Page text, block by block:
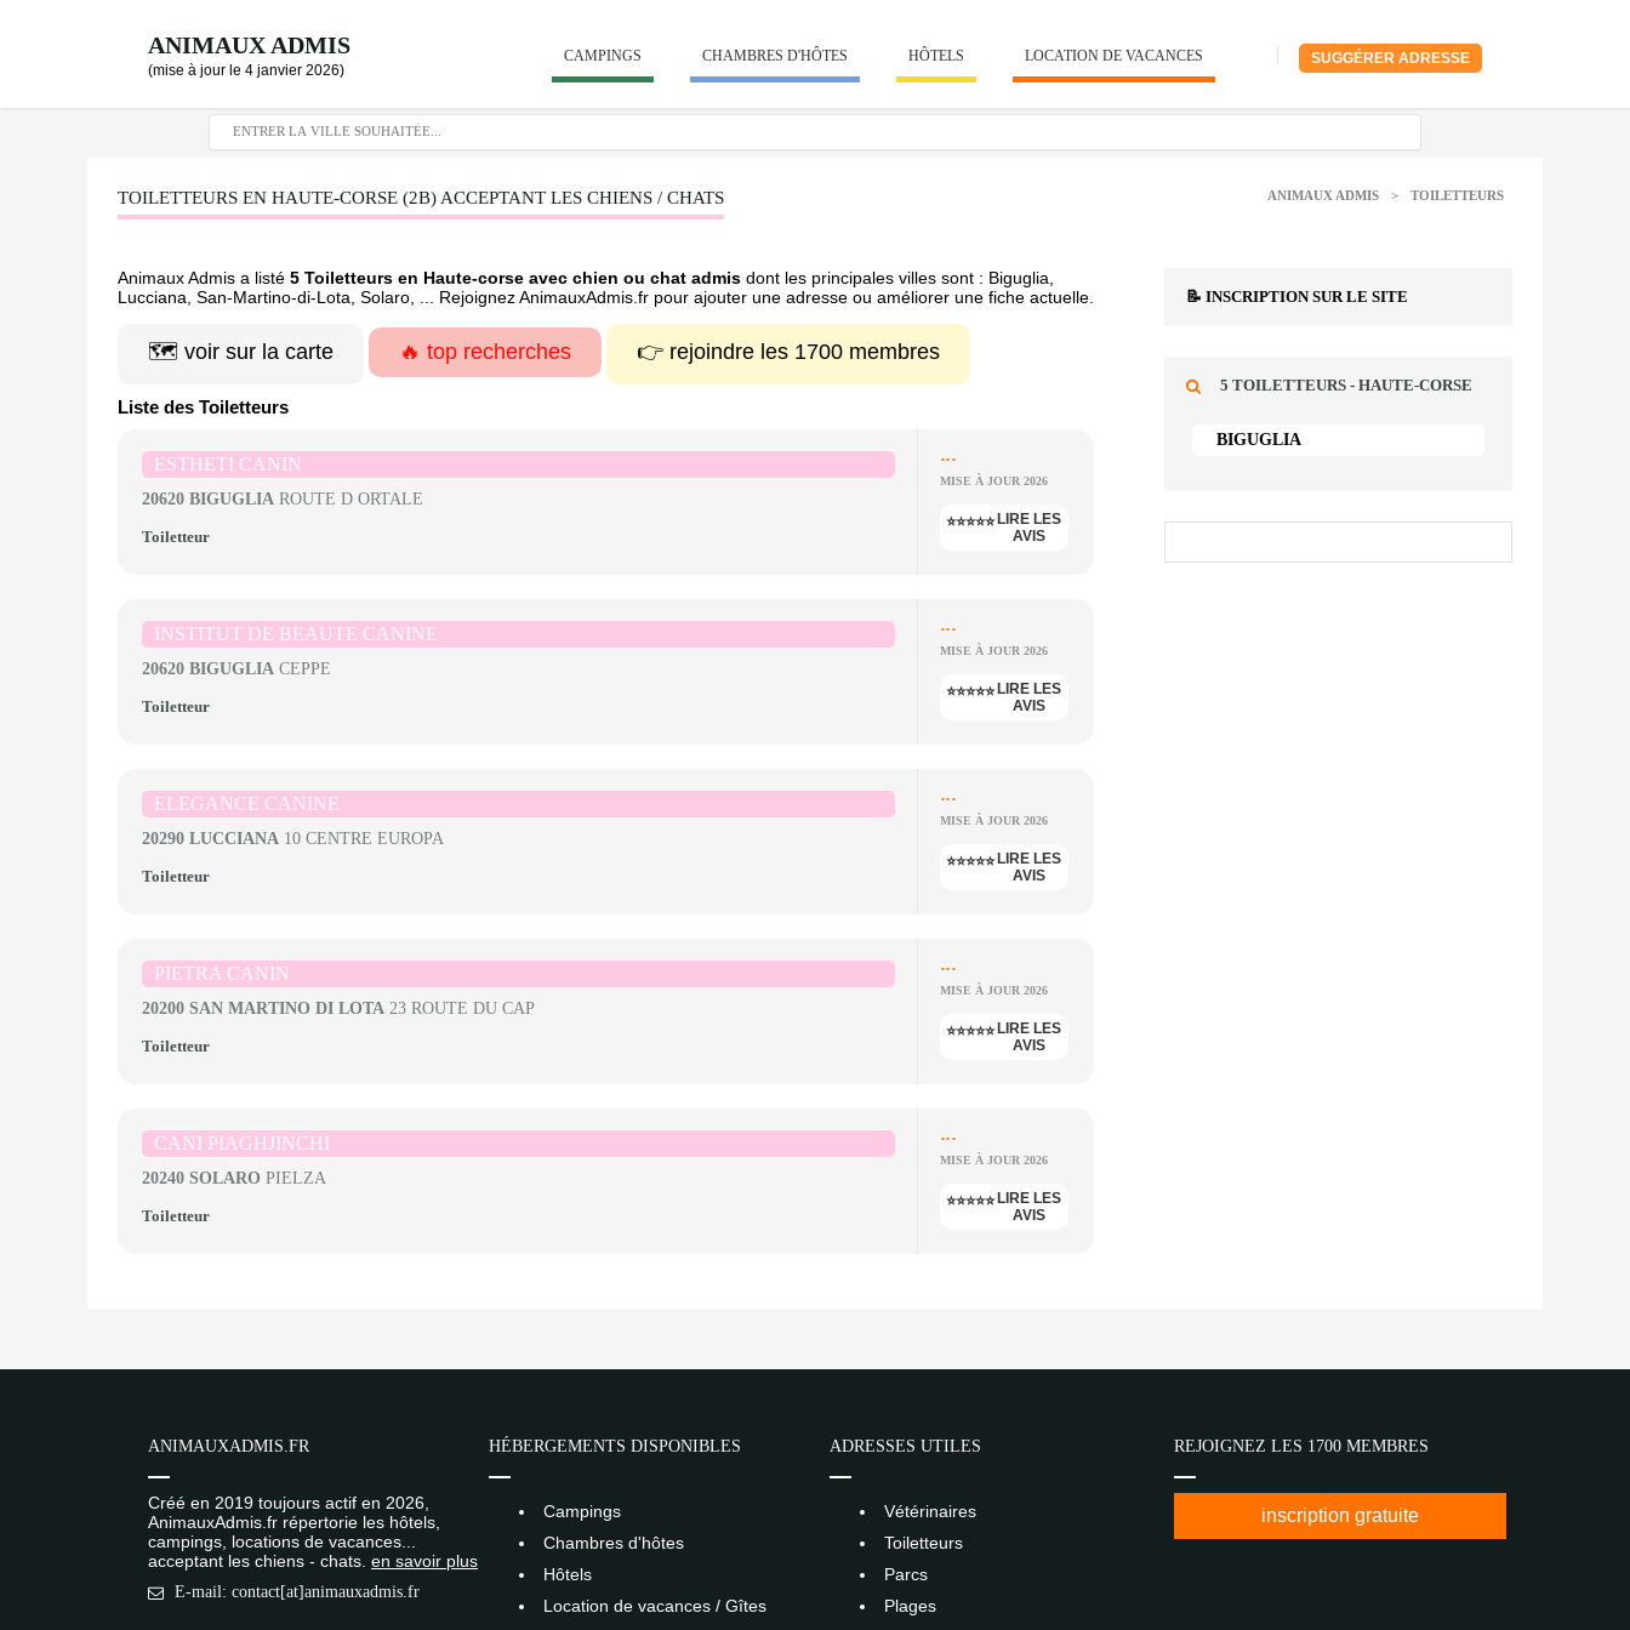
ANIMAUX ADMIS
(mise à jour le 4 janvier 2026)
SUGGÉRER ADRESSE
CAMPINGS CHAMBRES D'HÔTES HÔTELS LOCATION DE VACANCES
TOILETTEURS EN HAUTE-CORSE (2B) ACCEPTANT LES CHIENS / CHATS ANIMAUX ADMIS > TOILETTEURS
Animaux Admis a listé 5 Toiletteurs en Haute-corse avec chien ou chat admis dont les principales villes sont : Biguglia,
Lucciana, San-Martino-di-Lota, Solaro, ... Rejoignez AnimauxAdmis.fr pour ajouter une adresse ou améliorer une fiche actuelle.
🗺️ voir sur la carte 🔥 top recherches 👉 rejoindre les 1700 membres
Liste des Toiletteurs
ESTHETI CANIN
20620 BIGUGLIA ROUTE D ORTALE
Toiletteur
...
MISE À JOUR 2026
⭐⭐⭐⭐⭐ LIRE LES
AVIS
INSTITUT DE BEAUTE CANINE
20620 BIGUGLIA CEPPE
Toiletteur
...
MISE À JOUR 2026
⭐⭐⭐⭐⭐ LIRE LES
AVIS
ELEGANCE CANINE
20290 LUCCIANA 10 CENTRE EUROPA
Toiletteur
...
MISE À JOUR 2026
⭐⭐⭐⭐⭐ LIRE LES
AVIS
PIETRA CANIN
20200 SAN MARTINO DI LOTA 23 ROUTE DU CAP
Toiletteur
...
MISE À JOUR 2026
⭐⭐⭐⭐⭐ LIRE LES
AVIS
CANI PIAGHJINCHI
20240 SOLARO PIELZA
Toiletteur
...
MISE À JOUR 2026
⭐⭐⭐⭐⭐ LIRE LES
AVIS
📝 INSCRIPTION SUR LE SITE
5 TOILETTEURS - HAUTE-CORSE
BIGUGLIA
ANIMAUXADMIS.FR
Créé en 2019 toujours actif en 2026,
AnimauxAdmis.fr répertorie les hôtels,
campings, locations de vacances...
acceptant les chiens - chats. en savoir plus
E-mail: contact[at]animauxadmis.fr
HÉBERGEMENTS DISPONIBLES
Campings
Chambres d'hôtes
Hôtels
Location de vacances / Gîtes
ADRESSES UTILES
Vétérinaires
Toiletteurs
Parcs
Plages
REJOIGNEZ LES 1700 MEMBRES
inscription gratuite